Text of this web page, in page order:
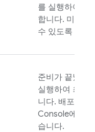
를 실행하여 만
합니다. 미리보
수 있도록
준비가 끝났으
실행하여 최신
니다. 배포를
Console에서
습니다.